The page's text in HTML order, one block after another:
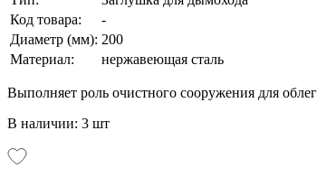
Код товара:
-
Диаметр (мм): 200
Материал:
нержавеющая сталь
Выполняет роль очистного сооружения для
В наличии: 3 шт